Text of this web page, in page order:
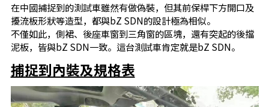
在中國捕捉到的測試車雖然有做偽裝，但其前保桿下方開口及
擾流板形狀等造型，都與bZ SDN的設計極為相似。
不僅如此，側裙、後座車窗到三角窗的區塊，還有突起的後擋
泥板，皆與bZ SDN一致。這台測試車肯定就是bZ SDN。
捕捉到內裝及規格表